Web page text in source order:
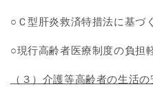
○Ｃ型肝炎救済特措法に基づ
○現行高齢者医療制度の負担
（３）介護等高齢者の生活